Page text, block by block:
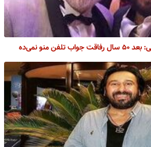
منو نمی‌ده